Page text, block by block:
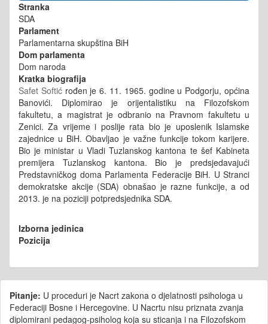
Stranka
SDA
Parlament
Parlamentarna skupština BiH
Dom parlamenta
Dom naroda
Kratka biografija
Safet Softićrođen je 6. 11. 1965. godine u Podgorju, općina
Banovići. Diplomirao je orijentalistiku na Filozofskom
fakultetu, a magistrat je odbranio na Pravnom fakultetu u
Zenici. Za vrijeme i poslije rata bio je uposlenik Islamske
zajednice u BiH. Obavljao je važne funkcije tokom karijere.
Bio je ministar u Vladi Tuzlanskog kantona te šef Kabineta
premijera Tuzlanskog kantona. Bio je predsjedavajući
Predstavničkog doma Parlamenta Federacije BiH. U Stranci
demokratske akcije (SDA) obnašao je razne funkcije, a od
2013. je na poziciji potpredsjednika SDA.
Izborna jedinica
Pozicija
Pitanje: U proceduri je Nacrt zakona o djelatnosti psihologa u
Federaciji Bosne i Hercegovine. U Nacrtu nisu priznata zvanja
diplomirani pedagog-psiholog koja su sticanja i na Filozofskom